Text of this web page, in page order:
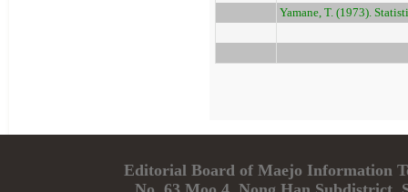
Yamane, T. (1973).
Editorial Board of Maejo Information